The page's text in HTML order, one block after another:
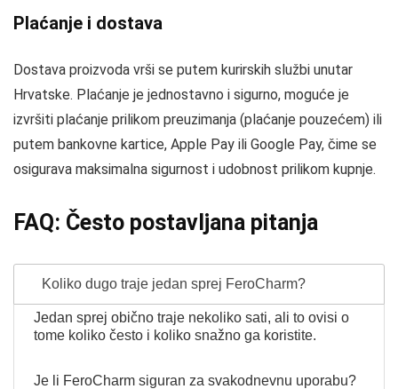
Plaćanje i dostava
Dostava proizvoda vrši se putem kurirskih službi unutar
Hrvatske. Plaćanje je jednostavno i sigurno, moguće je
izvršiti plaćanje prilikom preuzimanja (plaćanje pouzećem) ili
putem bankovne kartice, Apple Pay ili Google Pay, čime se
osigurava maksimalna sigurnost i udobnost prilikom kupnje.
FAQ: Često postavljana pitanja
Koliko dugo traje jedan sprej FeroCharm?
Jedan sprej obično traje nekoliko sati, ali to ovisi o
tome koliko često i koliko snažno ga koristite.
Je li FeroCharm siguran za svakodnevnu uporabu?